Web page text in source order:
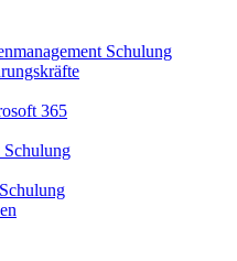
Schulung
365
Schulung